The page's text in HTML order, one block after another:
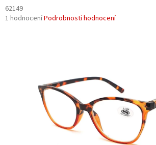
62149
Průměrné
1 hodnoceníPodrobnosti hodnocení